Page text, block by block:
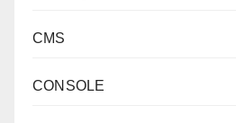
CMS
CONSOLE